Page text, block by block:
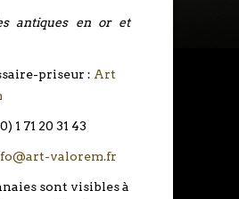
antiques en or et
priseur : Art
1 71 20 31 43
valorem.fr
sont visibles à